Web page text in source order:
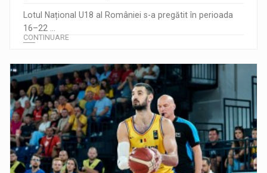
Lotul Național U18 al României s-a pregătit în perioada
16–22 ...
CONTINUARE